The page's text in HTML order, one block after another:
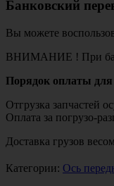
Банковский
Вы можете
ВНИМАНИЕ ! При
Порядок оплаты
Отгрузка запчастей
Оплата за погрузо-
Доставка грузов
Категории: Ось